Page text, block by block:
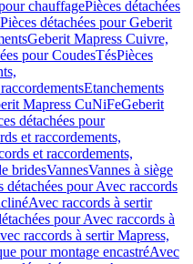
chauffagePièces détachées
Pièces détachées pour Geberit
Geberit Mapress Cuivre,
pour CoudesTésPièces
Etanchements
Mapress CuNiFeGeberit
détachées pour
et raccordements,
et raccordements,
bridesVannesVannes à siège
détachées pour Avec raccords
Avec raccords à sertir
pour Avec raccords à
raccords à sertir Mapress,
pour montage encastréAvec